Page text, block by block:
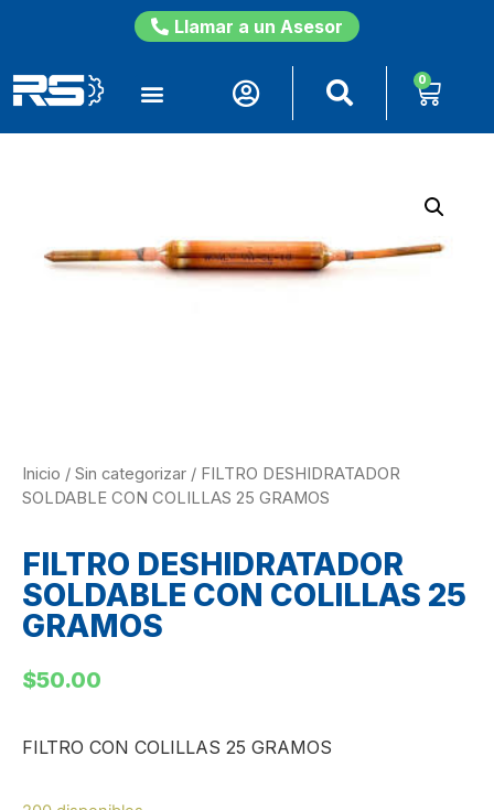
Llamar a un Asesor
0
Inicio / Sin categorizar / FILTRO DESHIDRATADOR
SOLDABLE CON COLILLAS 25 GRAMOS
FILTRO DESHIDRATADOR
SOLDABLE CON COLILLAS 25
GRAMOS
$50.00
FILTRO CON COLILLAS 25 GRAMOS